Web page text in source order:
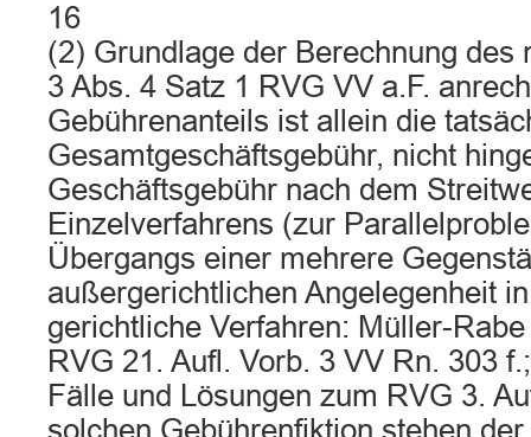
16
(2) Grundlage der Berechnung des
3 Abs. 4 Satz 1 RVG VV a.F.
Gebührenanteils ist allein die
Gesamtgeschäftsgebühr, nicht
Geschäftsgebühr nach dem
Einzelverfahrens (zur
Übergangs einer mehrere
außergerichtlichen Angelegenheit
gerichtliche Verfahren: Müller-
RVG 21. Aufl. Vorb. 3 VV Rn. 303
Fälle und Lösungen zum RVG 3.
solchen Gebührenfiktion stehen